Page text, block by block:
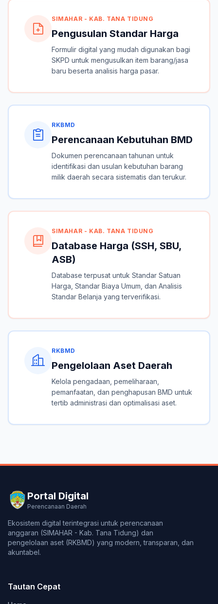
SIMAHAR - KAB. TANA TIDUNG
Pengusulan Standar Harga
Formulir digital yang mudah digunakan bagi
SKPD untuk mengusulkan item barang/jasa
baru beserta analisis harga pasar.
RKBMD
Perencanaan Kebutuhan BMD
Dokumen perencanaan tahunan untuk
identifikasi dan usulan kebutuhan barang
milik daerah secara sistematis dan terukur.
SIMAHAR - KAB. TANA TIDUNG
Database Harga (SSH, SBU,
ASB)
Database terpusat untuk Standar Satuan
Harga, Standar Biaya Umum, dan Analisis
Standar Belanja yang terverifikasi.
RKBMD
Pengelolaan Aset Daerah
Kelola pengadaan, pemeliharaan,
pemanfaatan, dan penghapusan BMD untuk
tertib administrasi dan optimalisasi aset.
Portal Digital
Perencanaan Daerah
Ekosistem digital terintegrasi untuk perencanaan
anggaran (SIMAHAR - Kab. Tana Tidung) dan
pengelolaan aset (RKBMD) yang modern, transparan, dan
akuntabel.
Tautan Cepat